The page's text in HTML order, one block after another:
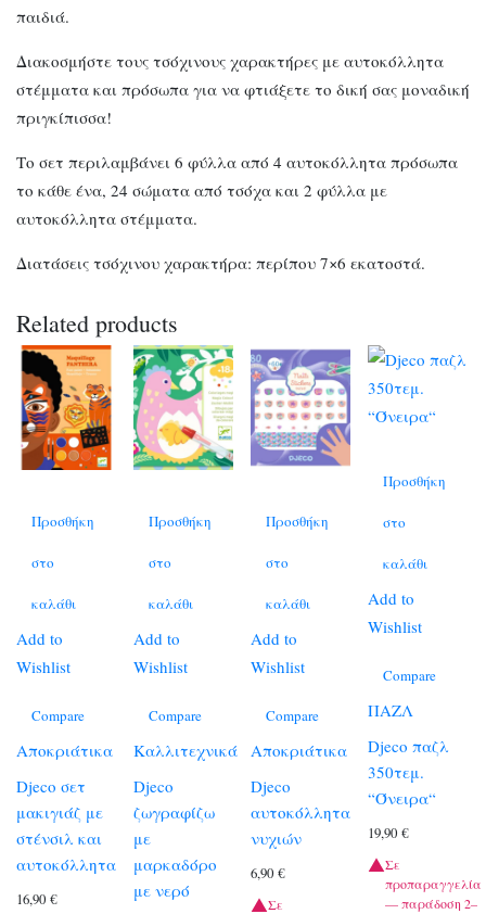
παιδιά.
Διακοσμήστε τους τσόχινους χαρακτήρες με αυτοκόλλητα
στέμματα και πρόσωπα για να φτιάξετε το δική σας μοναδική
πριγκίπισσα!
Το σετ περιλαμβάνει 6 φύλλα από 4 αυτοκόλλητα πρόσωπα
το κάθε ένα, 24 σώματα από τσόχα και 2 φύλλα με
αυτοκόλλητα στέμματα.
Διατάσεις τσόχινου χαρακτήρα: περίπου 7×6 εκατοστά.
Related products
Προσθήκη
στο
καλάθι
Add to
Wishlist
Compare
Αποκριάτικα
Djeco σετ
μακιγιάζ με
στένσιλ και
αυτοκόλλητα
16,90 €
Προσθήκη
στο
καλάθι
Add to
Wishlist
Compare
Καλλιτεχνικά
Djeco
ζωγραφίζω
με
μαρκαδόρο
με νερό
Προσθήκη
στο
καλάθι
Add to
Wishlist
Compare
Αποκριάτικα
Djeco
αυτοκόλλητα
νυχιών
6,90€
Σε
Προσθήκη
στο
καλάθι
Add to
Wishlist
Compare
ΠΑΖΛ
Djeco παζλ
350τεμ.
“Όνειρα“
19,90€
Σε
προπαραγγελία
— παράδοση 2–